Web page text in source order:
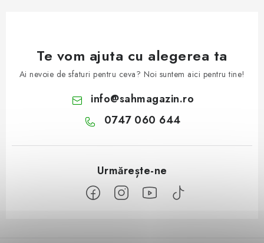
Te vom ajuta cu alegerea ta
Ai nevoie de sfaturi pentru ceva? Noi suntem aici pentru tine!
info@sahmagazin.ro
0747 060 644